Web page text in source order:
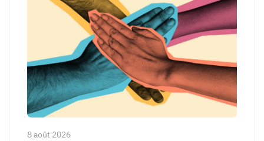
8 août 2026